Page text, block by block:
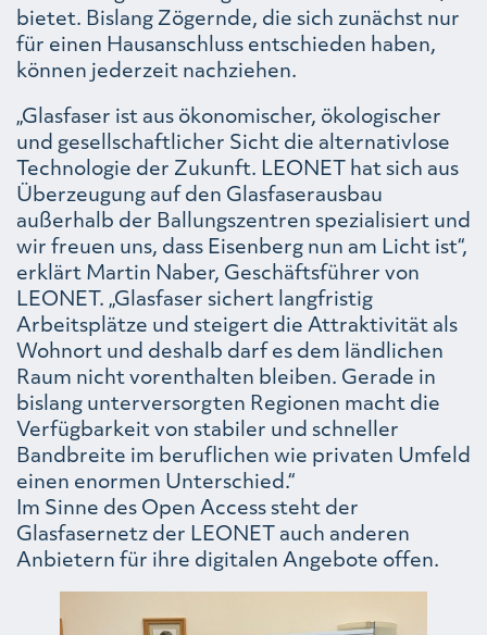
bietet. Bislang Zögernde, die sich zunächst nur
für einen Hausanschluss entschieden haben,
können jederzeit nachziehen.
„Glasfaser ist aus ökonomischer, ökologischer
und gesellschaftlicher Sicht die alternativlose
Technologie der Zukunft. LEONET hat sich aus
Überzeugung auf den Glasfaserausbau
außerhalb der Ballungszentren spezialisiert und
wir freuen uns, dass Eisenberg nun am Licht ist“,
erklärt Martin Naber, Geschäftsführer von
LEONET. „Glasfaser sichert langfristig
Arbeitsplätze und steigert die Attraktivität als
Wohnort und deshalb darf es dem ländlichen
Raum nicht vorenthalten bleiben. Gerade in
bislang unterversorgten Regionen macht die
Verfügbarkeit von stabiler und schneller
Bandbreite im beruflichen wie privaten Umfeld
einen enormen Unterschied.“
Im Sinne des Open Access steht der
Glasfasernetz der LEONET auch anderen
Anbietern für ihre digitalen Angebote offen.